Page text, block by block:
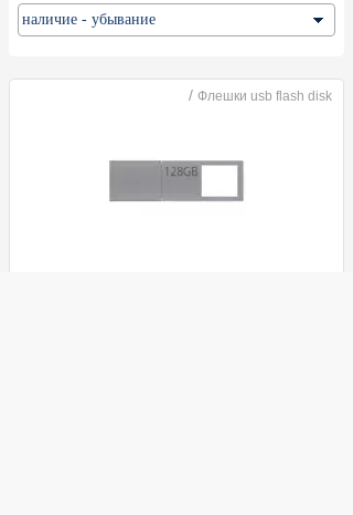
/ Флешки usb flash disk